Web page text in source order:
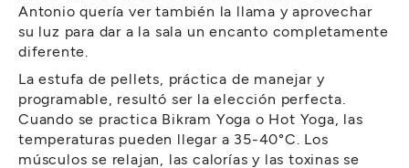
Antonio quería ver también la llama y aprovechar
su luz para dar a la sala un encanto completamente
diferente.
La estufa de pellets, práctica de manejar y
programable, resultó ser la elección perfecta.
Cuando se practica Bikram Yoga o Hot Yoga, las
temperaturas pueden llegar a 35-40°C. Los
músculos se relajan, las calorías y las toxinas se